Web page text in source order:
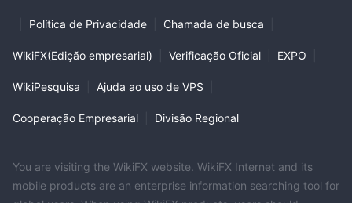
Política de Privacidade Chamada de busca
WikiFX(Edição empresarial) Verificação Oficial EXPO
WikiPesquisa Ajuda ao uso de VPS
Cooperação Empresarial Divisão Regional
You are visiting the WikiFX website. WikiFX Internet and its
mobile products are an enterprise information searching tool for